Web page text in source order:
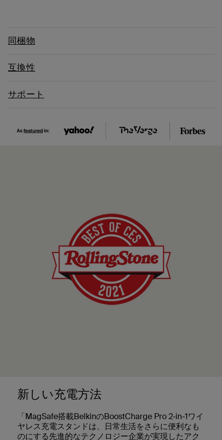
同梱物
互換性
サポート
新しい充電方法
「MagSafe搭載BelkinのBoostCharge Pro 2-in-1ワイ
ヤレス充電スタンドは、日常生活をさらに便利なも
のにする先進的なテクノロジー企業が実現したアク